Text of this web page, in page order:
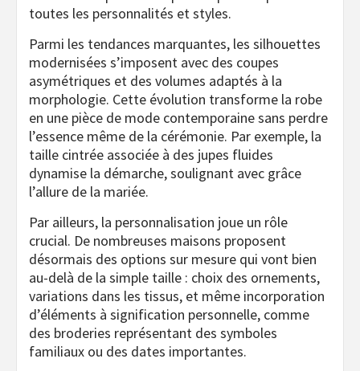
toutes les personnalités et styles.
Parmi les tendances marquantes, les silhouettes
modernisées s’imposent avec des coupes
asymétriques et des volumes adaptés à la
morphologie. Cette évolution transforme la robe
en une pièce de mode contemporaine sans perdre
l’essence même de la cérémonie. Par exemple, la
taille cintrée associée à des jupes fluides
dynamise la démarche, soulignant avec grâce
l’allure de la mariée.
Par ailleurs, la personnalisation joue un rôle
crucial. De nombreuses maisons proposent
désormais des options sur mesure qui vont bien
au-delà de la simple taille : choix des ornements,
variations dans les tissus, et même incorporation
d’éléments à signification personnelle, comme
des broderies représentant des symboles
familiaux ou des dates importantes.